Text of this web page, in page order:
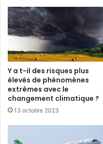
Y a t-il des risques plus
élevés de phénomènes
extrêmes avec le
changement climatique ?
13 octobre 2023